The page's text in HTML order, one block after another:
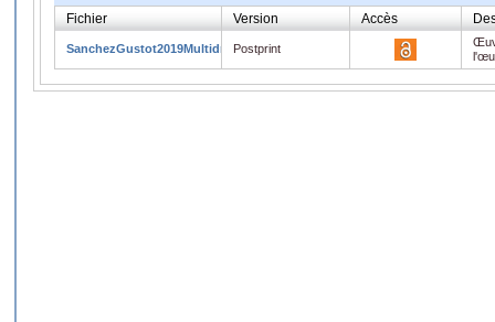
Fichier Version Accès
SanchezGustot2019MultidrugResistantBacterial.pdf
Postprint